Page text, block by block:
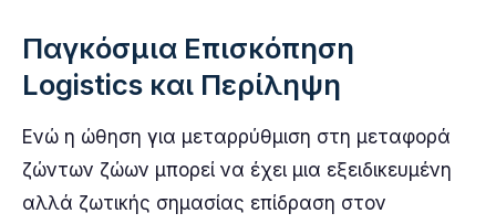
Παγκόσμια Επισκόπηση
Logistics και Περίληψη
Ενώ η ώθηση για μεταρρύθμιση στη μεταφορά
ζώντων ζώων μπορεί να έχει μια εξειδικευμένη
αλλά ζωτικής σημασίας επίδραση στον